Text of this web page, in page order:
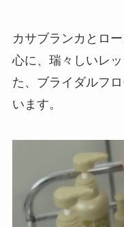
カサブランカとロ
心に、瑞々しいレ
た、ブライダルフ
います。